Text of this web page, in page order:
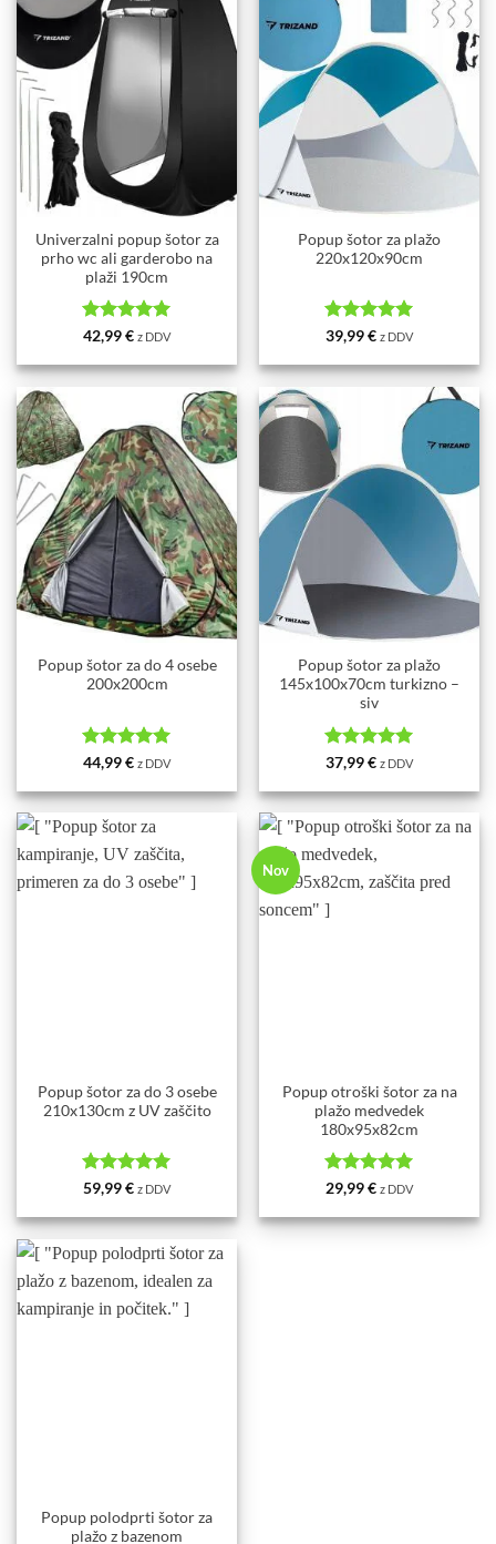
Univerzalni popup šotor za
prho wc ali garderobo na
plaži 190cm
Ocenjeno5
42,99€ z DDV
Popup šotor za plažo
220x120x90cm
Ocenjeno5
39,99€ z DDV
Popup šotor za do 4 osebe
200x200cm
Ocenjeno5
44,99€ z DDV
Popup šotor za plažo
145x100x70cm turkizno –
siv
Ocenjeno5
37,99€ z DDV
Popup šotor za do 3 osebe
210x130cm z UV zaščito
Ocenjeno5
59,99€ z DDV
Nov
Popup otroški šotor za na
plažo medvedek
180x95x82cm
Ocenjeno5
29,99€ z DDV
Popup polodprti šotor za
plažo z bazenom